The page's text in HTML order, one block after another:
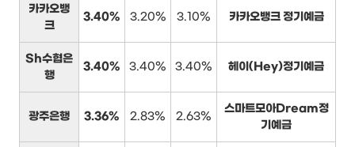
카카오뱅
크
3.40% 3.20% 3.10% 카카오뱅크 정기예금
Sh수협은
행
3.40% 3.40% 3.40% 헤이(Hey)정기예금
광주은행 3.36% 2.83% 2.63%
스마트모아Dream정
기예금